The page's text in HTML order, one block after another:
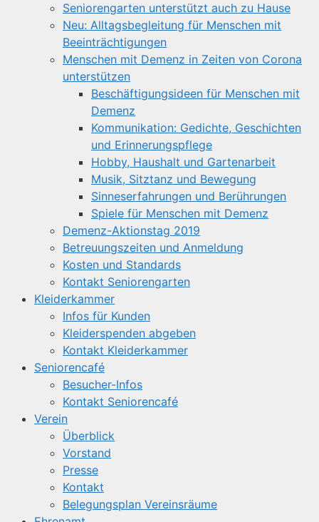
Seniorengarten unterstützt auch zu Hause
Neu: Alltagsbegleitung für Menschen mit
Beeinträchtigungen
Menschen mit Demenz in Zeiten von Corona
unterstützen
Beschäftigungsideen für Menschen mit
Demenz
Kommunikation: Gedichte, Geschichten
und Erinnerungspflege
Hobby, Haushalt und Gartenarbeit
Musik, Sitztanz und Bewegung
Sinneserfahrungen und Berührungen
Spiele für Menschen mit Demenz
Demenz-Aktionstag 2019
Betreuungszeiten und Anmeldung
Kosten und Standards
Kontakt Seniorengarten
Kleiderkammer
Infos für Kunden
Kleiderspenden abgeben
Kontakt Kleiderkammer
Seniorencafé
Besucher-Infos
Kontakt Seniorencafé
Verein
Überblick
Vorstand
Presse
Kontakt
Belegungsplan Vereinsräume